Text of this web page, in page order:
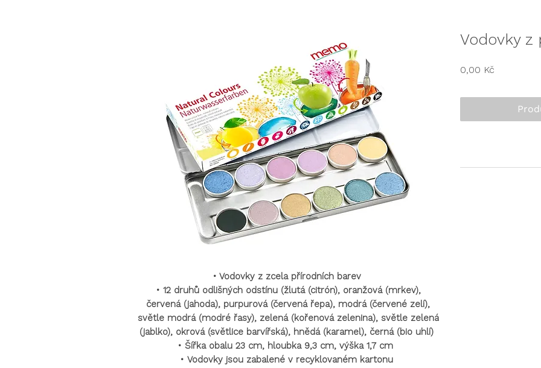
• Vodovky z zcela přírodních barev
• 12 druhů odlišných odstínu (žlutá (citrón), oranžová (mrkev),
červená (jahoda), purpurová (červená řepa), modrá (červené zelí),
světle modrá (modré řasy), zelená (kořenová zelenina), světle zelená
(jablko), okrová (světlice barvířská), hnědá (karamel), černá (bio uhlí)
• Šířka obalu 23 cm, hloubka 9,3 cm, výška 1,7 cm
• Vodovky jsou zabalené v recyklovaném kartonu
Vodovky z
0,00 Kč